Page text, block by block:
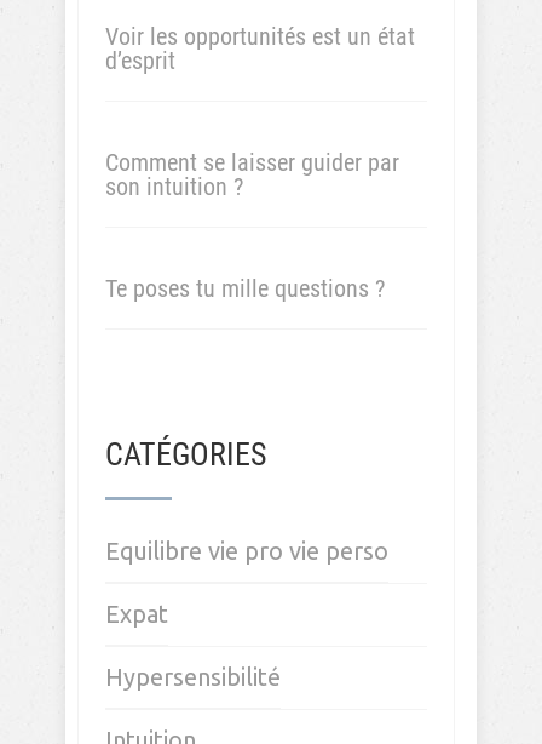
Voir les opportunités est un état
d’esprit
Comment se laisser guider par
son intuition ?
Te poses tu mille questions ?
CATÉGORIES
Equilibre vie pro vie perso
Expat
Hypersensibilité